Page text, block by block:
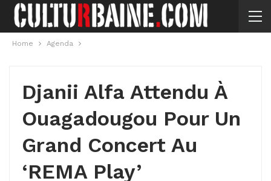
Home Agenda
Djanii Alfa Attendu À
Ouagadougou Pour Un
Grand Concert Au
‘REMA Play’